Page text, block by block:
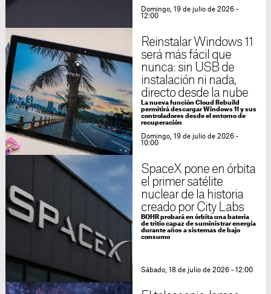
Domingo, 19 de julio de 2026 -
12:00
Reinstalar Windows 11
será más fácil que
nunca: sin USB de
instalación ni nada,
directo desde la nube
La nueva función Cloud Rebuild
permitirá descargar Windows 11 y sus
controladores desde el entorno de
recuperación
Domingo, 19 de julio de 2026 -
10:00
SpaceX pone en órbita
el primer satélite
nuclear de la historia
creado por City Labs
BOHR probará en órbita una batería
de tritio capaz de suministrar energía
durante años a sistemas de bajo
consumo
Sábado, 18 de julio de 2026 - 12:00